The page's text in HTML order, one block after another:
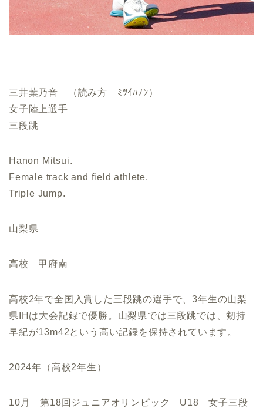
三井葉乃音 （読み方 ﾐﾂｲﾊﾉﾝ）
女子陸上選手
三段跳
Hanon Mitsui.
Female track and field athlete.
Triple Jump.
山梨県
高校 甲府南
高校2年で全国入賞した三段跳の選手で、3年生の山梨
県IHは大会記録で優勝。山梨県では三段跳では、剱持
早紀が13m42という高い記録を保持されています。
2024年（高校2年生）
10月 第18回ジュニアオリンピック U18 女子三段